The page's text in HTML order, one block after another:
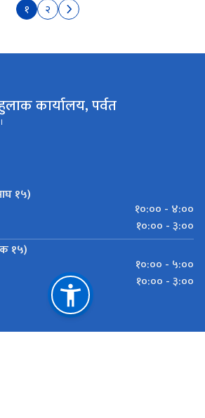
१ २
कार्यालय, पर्वत
१५)
१०:०० - ४:००
१०:०० - ३:००
१५)
१०:०० - ५:००
१०:०० - ३:००